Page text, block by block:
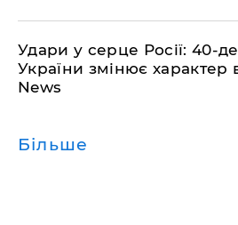
Удари у серце Росії: 40-
України змінює характер
News
Більше